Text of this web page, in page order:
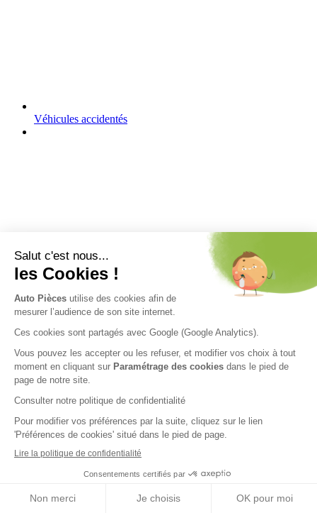
Véhicules accidentés
Nos engagements